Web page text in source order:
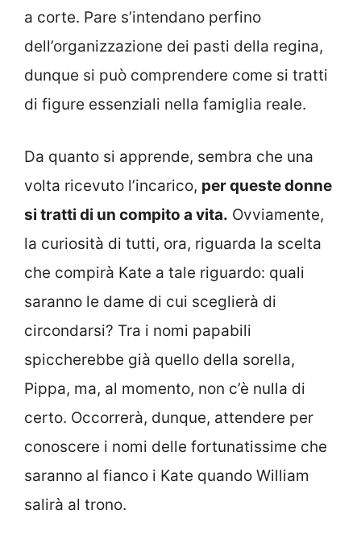
a corte. Pare s’intendano perfino
dell’organizzazione dei pasti della regina,
dunque si può comprendere come si tratti
di figure essenziali nella famiglia reale.
Da quanto si apprende, sembra che una
volta ricevuto l’incarico, per queste donne
si tratti di un compito a vita. Ovviamente,
la curiosità di tutti, ora, riguarda la scelta
che compirà Kate a tale riguardo: quali
saranno le dame di cui sceglierà di
circondarsi? Tra i nomi papabili
spiccherebbe già quello della sorella,
Pippa, ma, al momento, non c’è nulla di
certo. Occorrerà, dunque, attendere per
conoscere i nomi delle fortunatissime che
saranno al fianco i Kate quando William
salirà al trono.